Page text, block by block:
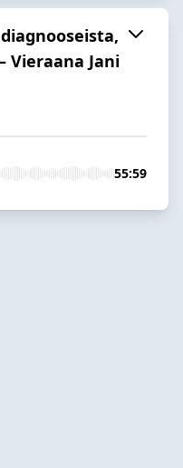
Vieraana Jani
55:59